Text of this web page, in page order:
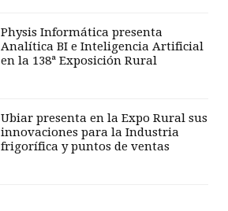
Physis Informática presenta
Analítica BI e Inteligencia Artificial
en la 138ª Exposición Rural
Ubiar presenta en la Expo Rural sus
innovaciones para la Industria
frigorífica y puntos de ventas